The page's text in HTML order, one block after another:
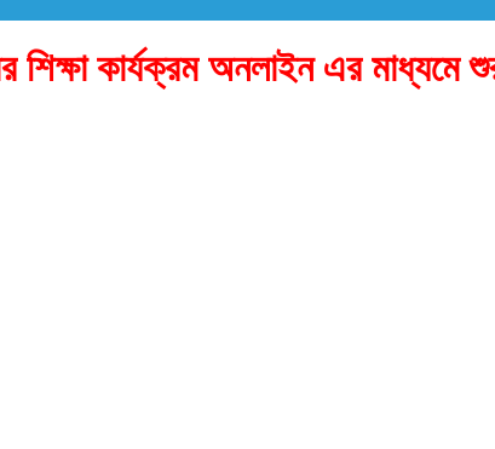
শিক্ষা কার্যক্রম অনলাইন এর মাধ্যমে